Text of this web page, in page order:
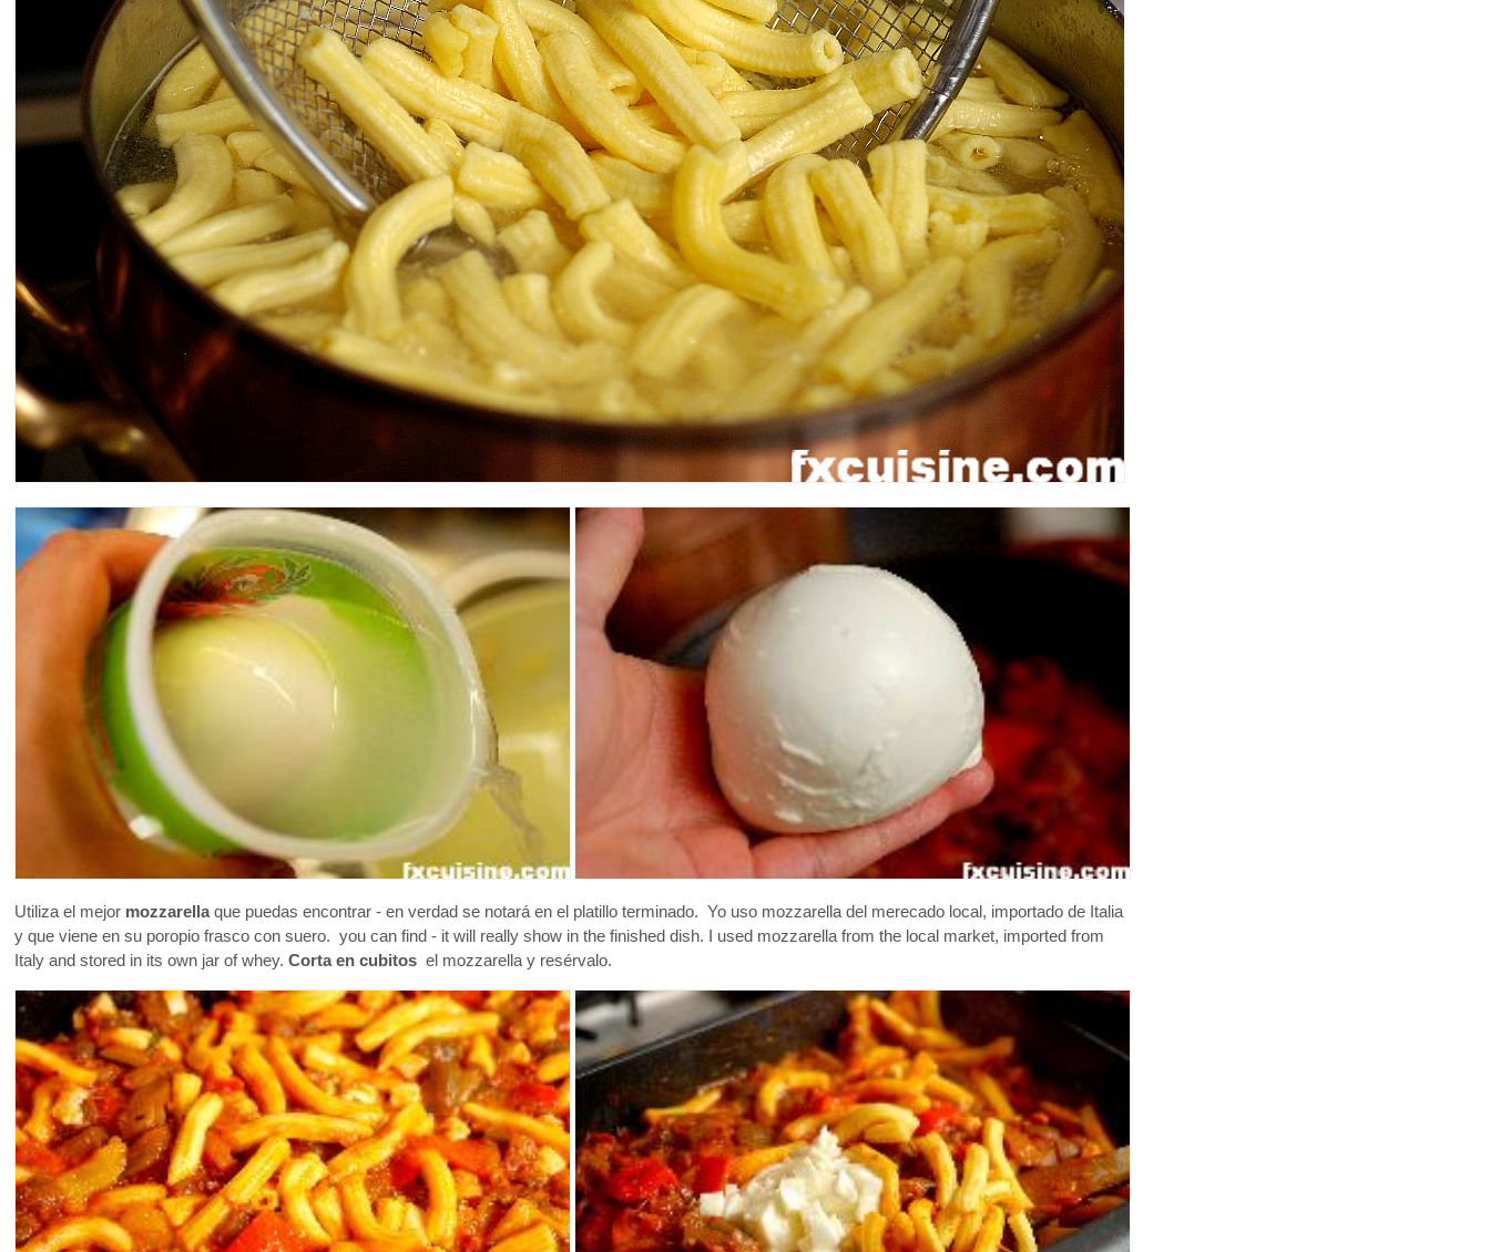
Utiliza el mejor mozzarellaque puedas encontrar - en verdad se notará en el platillo terminado. Yo uso mozzarella del merecado local, importado de Italia
y que viene en su poropio frasco con suero. you can find - it will really show in the finished dish. I used mozzarella from the local market, imported from
Italy and stored in its own jar of whey. Corta en cubitos el mozzarella y resérvalo.